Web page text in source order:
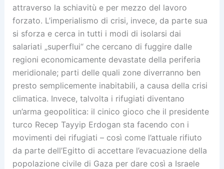
attraverso la schiavitù e per mezzo del lavoro
forzato. L’imperialismo di crisi, invece, da parte sua
si sforza e cerca in tutti i modi di isolarsi dai
salariati „superflui“ che cercano di fuggire dalle
regioni economicamente devastate della periferia
meridionale; parti delle quali zone diverranno ben
presto semplicemente inabitabili, a causa della crisi
climatica. Invece, talvolta i rifugiati diventano
un’arma geopolitica: il cinico gioco che il presidente
turco Recep Tayyip Erdogan sta facendo con i
movimenti dei rifugiati – così come l’attuale rifiuto
da parte dell’Egitto di accettare l’evacuazione della
popolazione civile di Gaza per dare così a Israele